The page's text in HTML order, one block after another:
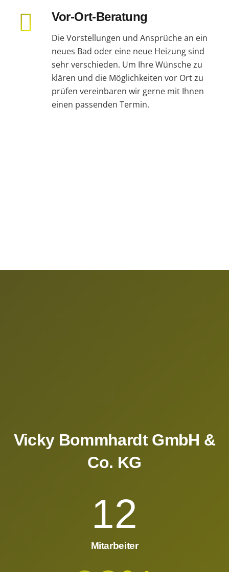
Vor-Ort-Beratung
Die Vorstellungen und Ansprüche an ein
neues Bad oder eine neue Heizung sind
sehr verschieden. Um Ihre Wünsche zu
klären und die Möglichkeiten vor Ort zu
prüfen vereinbaren wir gerne mit Ihnen
einen passenden Termin.
Vicky Bommhardt GmbH &
Co. KG
12
Mitarbeiter